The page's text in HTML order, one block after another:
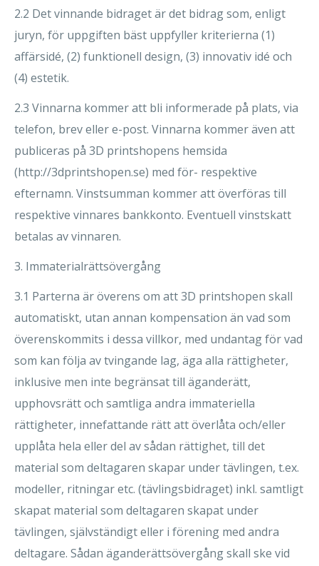
2.2 Det vinnande bidraget är det bidrag som, enligt
juryn, för uppgiften bäst uppfyller kriterierna (1)
affärsidé, (2) funktionell design, (3) innovativ idé och
(4) estetik.
2.3 Vinnarna kommer att bli informerade på plats, via
telefon, brev eller e-post. Vinnarna kommer även att
publiceras på 3D printshopens hemsida
(http://3dprintshopen.se) med för- respektive
efternamn. Vinstsumman kommer att överföras till
respektive vinnares bankkonto. Eventuell vinstskatt
betalas av vinnaren.
3. Immaterialrättsövergång
3.1 Parterna är överens om att 3D printshopen skall
automatiskt, utan annan kompensation än vad som
överenskommits i dessa villkor, med undantag för vad
som kan följa av tvingande lag, äga alla rättigheter,
inklusive men inte begränsat till äganderätt,
upphovsrätt och samtliga andra immateriella
rättigheter, innefattande rätt att överlåta och/eller
upplåta hela eller del av sådan rättighet, till det
material som deltagaren skapar under tävlingen, t.ex.
modeller, ritningar etc. (tävlingsbidraget) inkl. samtligt
skapat material som deltagaren skapat under
tävlingen, självständigt eller i förening med andra
deltagare. Sådan äganderättsövergång skall ske vid